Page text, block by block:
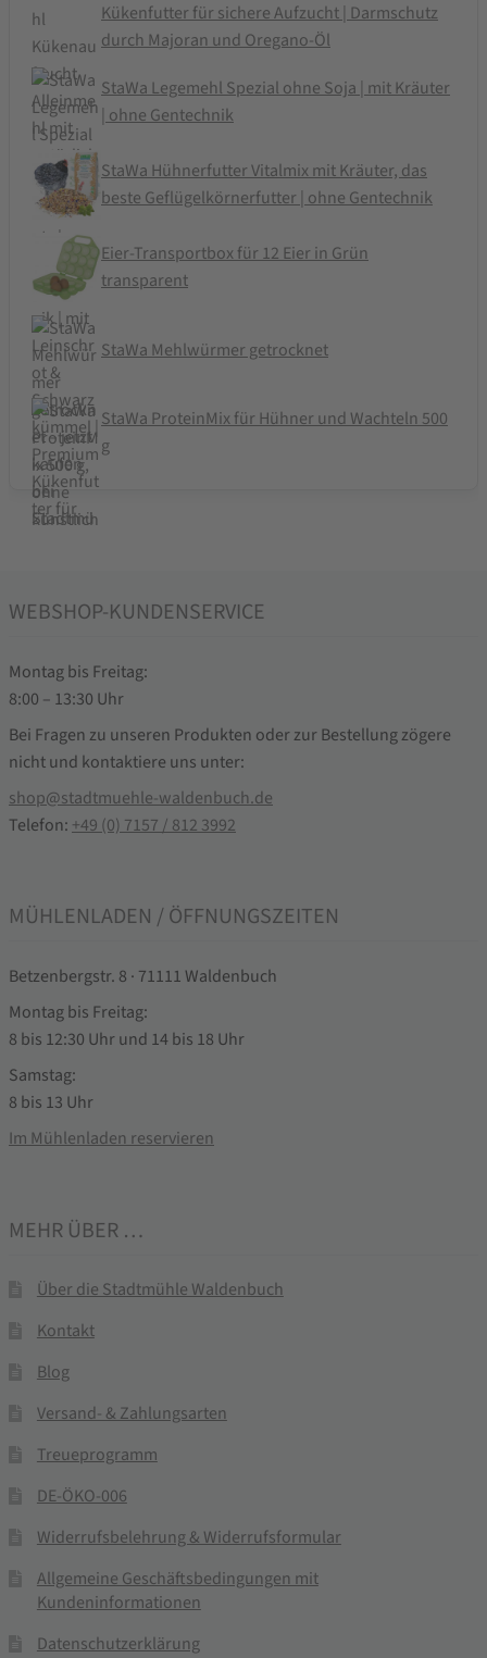
Kükenfutter für sichere Aufzucht | Darmschutz
durch Majoran und Oregano-Öl
StaWa Legemehl Spezial ohne Soja | mit Kräuter
| ohne Gentechnik
StaWa Hühnerfutter Vitalmix mit Kräuter, das
beste Geflügelkörnerfutter | ohne Gentechnik
Eier-Transportbox für 12 Eier in Grün
transparent
StaWa Mehlwürmer getrocknet
StaWa ProteinMix für Hühner und Wachteln 500
g
WEBSHOP-KUNDENSERVICE
Montag bis Freitag:
8:00 – 13:30 Uhr
Bei Fragen zu unseren Produkten oder zur Bestellung zögere
nicht und kontaktiere uns unter:
shop@stadtmuehle-waldenbuch.de
Telefon: +49 (0) 7157 / 812 3992
MÜHLENLADEN / ÖFFNUNGSZEITEN
Betzenbergstr. 8 · 71111 Waldenbuch
Montag bis Freitag:
8 bis 12:30 Uhr und 14 bis 18 Uhr
Samstag:
8 bis 13 Uhr
Im Mühlenladen reservieren
MEHR ÜBER …
Über die Stadtmühle Waldenbuch
Kontakt
Blog
Versand- & Zahlungsarten
Treueprogramm
DE-ÖKO-006
Widerrufsbelehrung & Widerrufsformular
Allgemeine Geschäftsbedingungen mit
Kundeninformationen
Datenschutzerklärung